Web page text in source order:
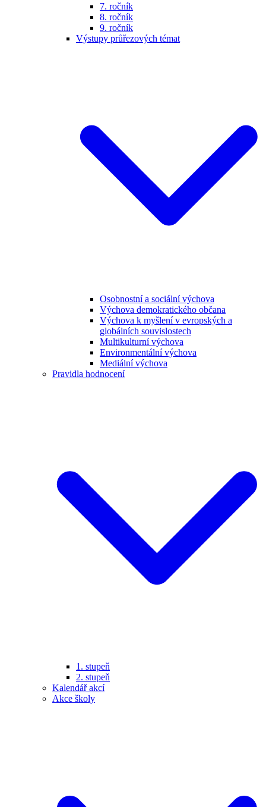
7. ročník
8. ročník
9. ročník
Výstupy průřezových témat
Osobnostní a sociální výchova
Výchova demokratického občana
Výchova k myšlení v evropských a
globálních souvislostech
Multikulturní výchova
Environmentální výchova
Mediální výchova
Pravidla hodnocení
1. stupeň
2. stupeň
Kalendář akcí
Akce školy